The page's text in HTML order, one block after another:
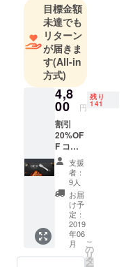
目標金額
未達でも
リターン
が届きま
す(All-in
方式)
4,8
00 円
残り
141
割引
20%OF
F コー
ス
S-
601（ナ
イフが
スト
レート
タイ
プ） 定
6,000円
支援
者：
9人
お届
け予
定：
2019
年06
月
こ
の
リ
タ